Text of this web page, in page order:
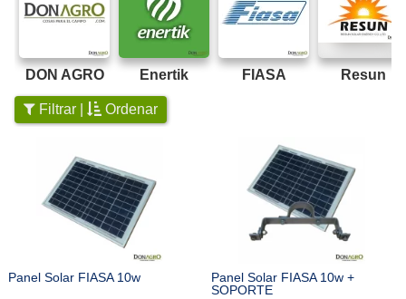
DON AGRO Enertik FIASA Resun
Filtrar | Ordenar
Panel Solar FIASA 10w
Panel Solar FIASA 10w +
SOPORTE